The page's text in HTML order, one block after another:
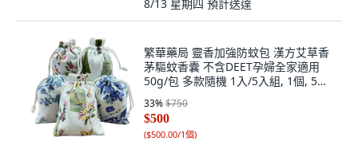
8/13 星期四 預計送達
繁華藥局 靈香加強防蚊包 漢方艾草香
茅驅蚊香囊 不含DEET孕婦全家適用
50g/包 多款隨機 1入/5入組, 1個, 5個
33%$750
$500
($500.00/1個)